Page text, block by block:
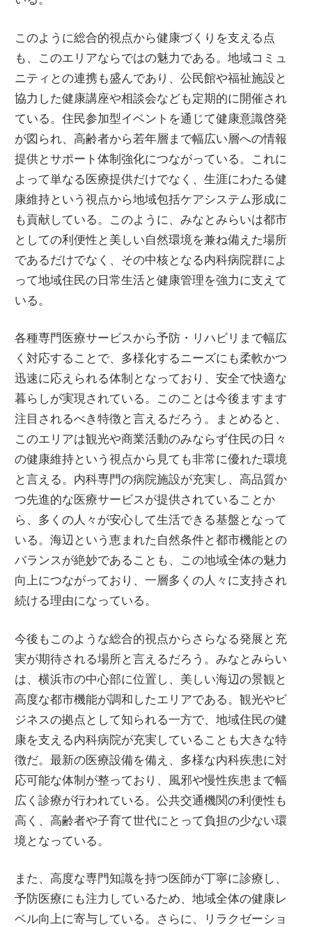
このように総合的視点から健康づくりを支える点
も、このエリアならではの魅力である。地域コミュ
ニティとの連携も盛んであり、公民館や福祉施設と
協力した健康講座や相談会なども定期的に開催され
ている。住民参加型イベントを通じて健康意識啓発
が図られ、高齢者から若年層まで幅広い層への情報
提供とサポート体制強化につながっている。これに
よって単なる医療提供だけでなく、生涯にわたる健
康維持という視点から地域包括ケアシステム形成に
も貢献している。このように、みなとみらいは都市
としての利便性と美しい自然環境を兼ね備えた場所
であるだけでなく、その中核となる内科病院群によ
って地域住民の日常生活と健康管理を強力に支えて
いる。
各種専門医療サービスから予防・リハビリまで幅広
く対応することで、多様化するニーズにも柔軟かつ
迅速に応えられる体制となっており、安全で快適な
暮らしが実現されている。このことは今後ますます
注目されるべき特徴と言えるだろう。まとめると、
このエリアは観光や商業活動のみならず住民の日々
の健康維持という視点から見ても非常に優れた環境
と言える。内科専門の病院施設が充実し、高品質か
つ先進的な医療サービスが提供されていることか
ら、多くの人々が安心して生活できる基盤となって
いる。海辺という恵まれた自然条件と都市機能との
バランスが絶妙であることも、この地域全体の魅力
向上につながっており、一層多くの人々に支持され
続ける理由になっている。
今後もこのような総合的視点からさらなる発展と充
実が期待される場所と言えるだろう。みなとみらい
は、横浜市の中心部に位置し、美しい海辺の景観と
高度な都市機能が調和したエリアである。観光やビ
ジネスの拠点として知られる一方で、地域住民の健
康を支える内科病院が充実していることも大きな特
徴だ。最新の医療設備を備え、多様な内科疾患に対
応可能な体制が整っており、風邪や慢性疾患まで幅
広く診療が行われている。公共交通機関の利便性も
高く、高齢者や子育て世代にとって負担の少ない環
境となっている。
また、高度な専門知識を持つ医師が丁寧に診療し、
予防医療にも注力しているため、地域全体の健康レ
ベル向上に寄与している。さらに、リラクゼーショ